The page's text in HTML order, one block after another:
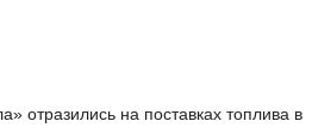
отразились на поставках топлива в